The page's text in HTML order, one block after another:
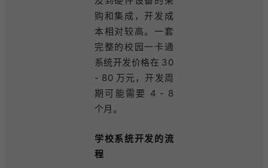
购和集成，开发成
本相对较高。一套
完整的校园一卡通
系统开发价格在 30
- 80 万元，开发周
期可能需要 4 - 8
个月。
学校系统开发的流
程